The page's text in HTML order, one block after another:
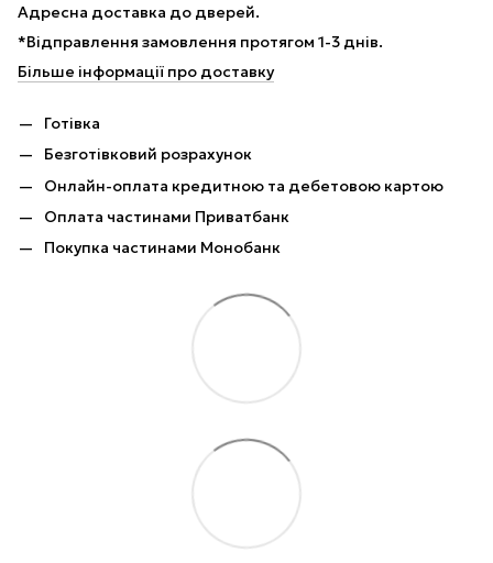
Адресна доставка до дверей.
*Відправлення замовлення протягом 1-3 днів.
Більше інформації про доставку
Готівка
Безготівковий розрахунок
Онлайн-оплата кредитною та дебетовою картою
Оплата частинами Приватбанк
Покупка частинами Монобанк